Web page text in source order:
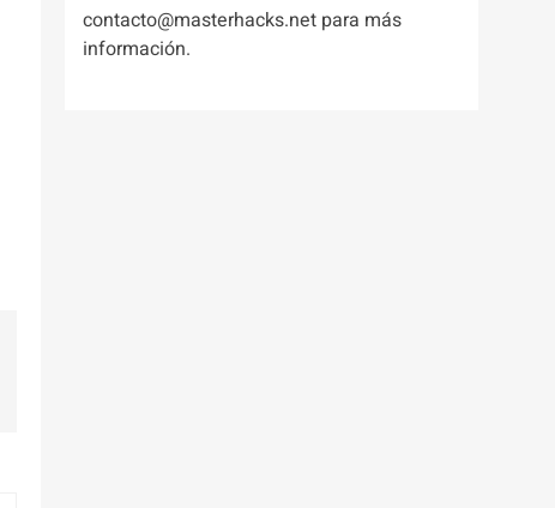
contacto@masterhacks.net para más
información.